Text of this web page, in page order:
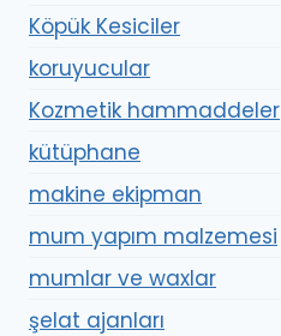
Köpük Kesiciler
koruyucular
Kozmetik hammaddeler
kütüphane
makine ekipman
mum yapım malzemesi
mumlar ve waxlar
şelat ajanları